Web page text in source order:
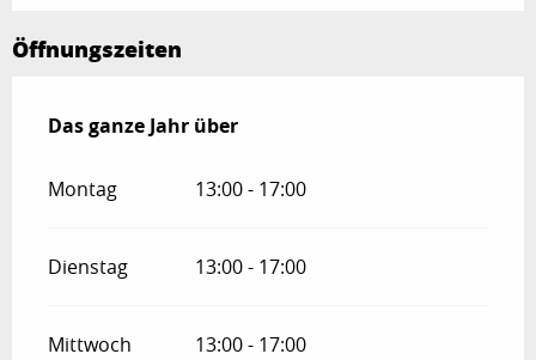
Öffnungszeiten
Das ganze Jahr über
Das ganze Jahr über
Montag 13:00 - 17:00
Dienstag 13:00 - 17:00
Mittwoch 13:00 - 17:00